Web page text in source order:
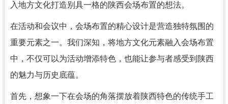
入地方文化打造别具一格的陕西会场布置的想法。
在活动和会议中，会场布置的精心设计是营造独特氛围的
重要元素之一。我们深知，将地方文化元素融入会场布置
中，不仅可以为活动增添特色，也能让参与者感受到陕西
的魅力与历史底蕴。
首先，想象一下在会场的角落摆放着陕西特色的传统手工